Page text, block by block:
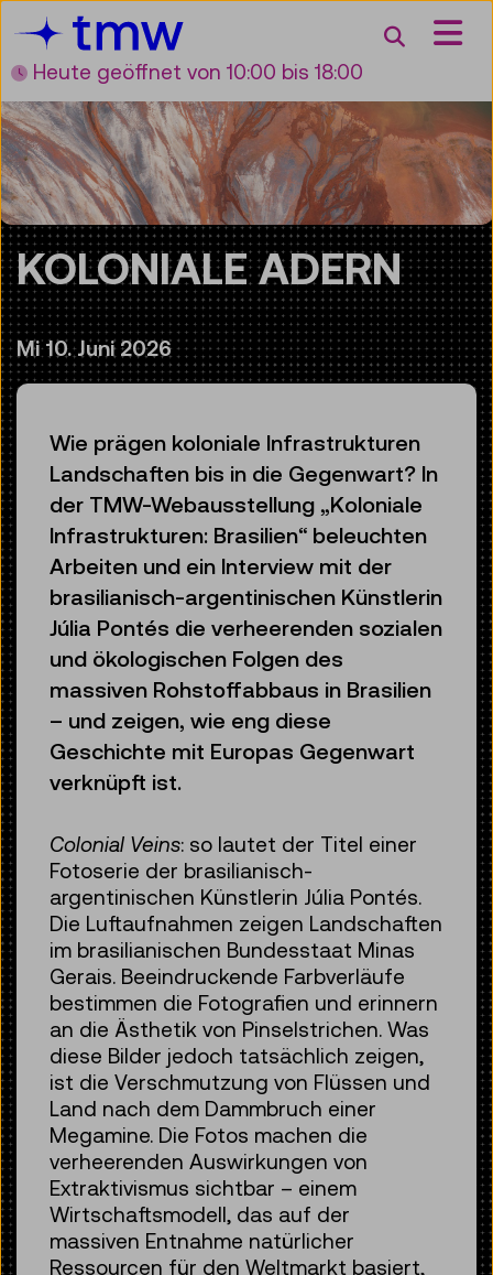
Zum Inhalt
Zum Hauptmenü
Zur Suche
Zur Zielgruppennavigation
Suche
Heute geöffnet von 10:00 bis 18:00
KOLONIALE ADERN
Mi 10. Juni 2026
Wie prägen koloniale Infrastrukturen
Landschaften bis in die Gegenwart? In
der TMW-Webausstellung „Koloniale
Infrastrukturen: Brasilien“ beleuchten
Arbeiten und ein Interview mit der
brasilianisch-argentinischen Künstlerin
Júlia Pontés die verheerenden sozialen
und ökologischen Folgen des
massiven Rohstoffabbaus in Brasilien
– und zeigen, wie eng diese
Geschichte mit Europas Gegenwart
verknüpft ist.
Colonial Veins: so lautet der Titel einer
Fotoserie der brasilianisch-
argentinischen Künstlerin Júlia Pontés.
Die Luftaufnahmen zeigen Landschaften
im brasilianischen Bundesstaat Minas
Gerais. Beeindruckende Farbverläufe
bestimmen die Fotografien und erinnern
an die Ästhetik von Pinselstrichen. Was
diese Bilder jedoch tatsächlich zeigen,
ist die Verschmutzung von Flüssen und
Land nach dem Dammbruch einer
Megamine. Die Fotos machen die
verheerenden Auswirkungen von
Extraktivismus sichtbar – einem
Wirtschaftsmodell, das auf der
massiven Entnahme natürlicher
Ressourcen für den Weltmarkt basiert,